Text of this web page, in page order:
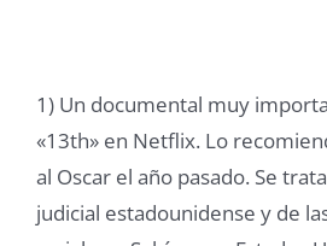
1) Un documental muy
«13th» en Netflix. Lo
al Oscar el año pasado. Se
judicial estadounidense y de